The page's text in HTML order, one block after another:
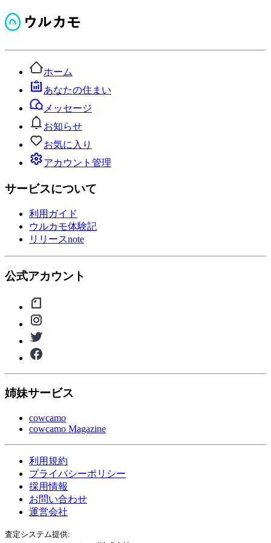
ホーム
あなたの住まい
メッセージ
お知らせ
お気に入り
アカウント管理
サービスについて
利用ガイド
ウルカモ体験記
リリースnote
公式アカウント
姉妹サービス
cowcamo
cowcamo Magazine
利用規約
プライバシーポリシー
採用情報
お問い合わせ
運営会社
査定システム提供: